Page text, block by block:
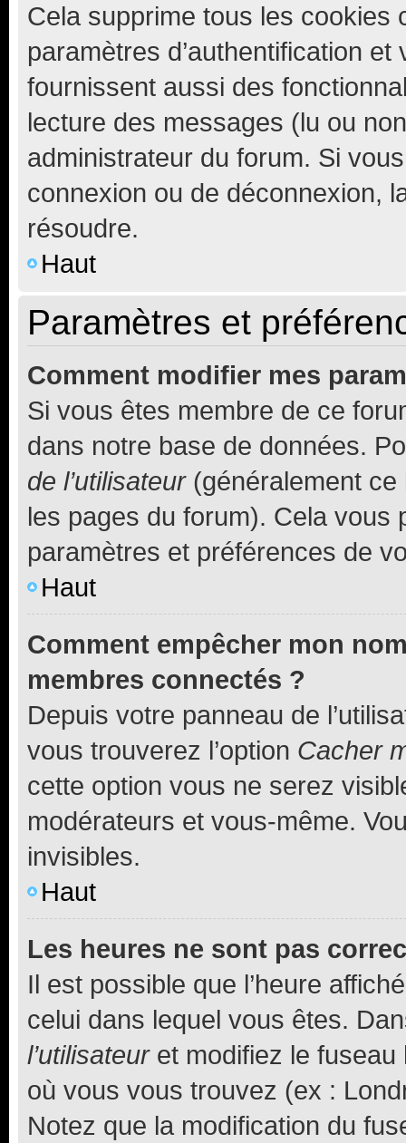
Cela supprime tous les cookies
paramètres d’authentification
fournissent aussi des
lecture des messages (lu ou
administrateur du forum. Si
connexion ou de déconnexion,
résoudre.
Haut
Paramètres et
Comment modifier mes
Si vous êtes membre de ce
dans notre base de données.
de l’utilisateur(généralement ce
les pages du forum). Cela vous
paramètres et préférences de
Haut
Comment empêcher mon
membres connectés ?
Depuis votre panneau de
vous trouverez l’option Cacher
cette option vous ne serez
modérateurs et vous-même.
invisibles.
Haut
Les heures ne sont pas
Il est possible que l’heure
celui dans lequel vous êtes.
l’utilisateuret modifiez le fuseau
où vous vous trouvez (ex :
Notez que la modification du